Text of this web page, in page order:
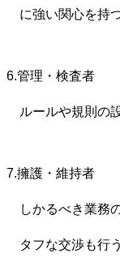
登録
特定商取引
に強い関心を持つ
6.管理・検査者
ルールや規則の
7.擁護・維持者
しかるべき業務
タフな交渉も行